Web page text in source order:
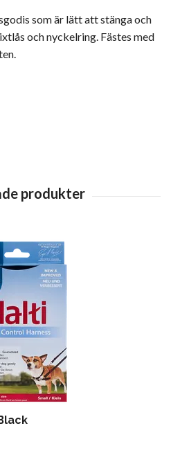
som är lätt att stänga och
och nyckelring. Fästes med